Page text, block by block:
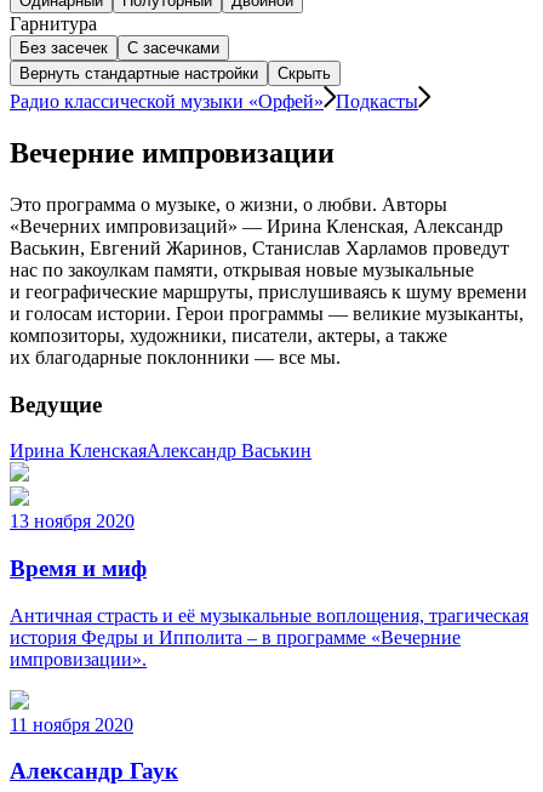
Гарнитура
Без засечек
С засечками
Вернуть стандартные настройки
Скрыть
Радио классической музыки «Орфей» Подкасты
Вечерние импровизации
Это программа о музыке, о жизни, о любви. Авторы
«Вечерних импровизаций» — Ирина Кленская, Александр
Васькин, Евгений Жаринов, Станислав Харламов проведут
нас по закоулкам памяти, открывая новые музыкальные
и географические маршруты, прислушиваясь к шуму времени
и голосам истории. Герои программы — великие музыканты,
композиторы, художники, писатели, актеры, а также
их благодарные поклонники — все мы.
Ведущие
Ирина КленскаяАлександр Васькин
13 ноября 2020
Время и миф
Античная страсть и её музыкальные воплощения, трагическая
история Федры и Ипполита – в программе «Вечерние
импровизации».
11 ноября 2020
Александр Гаук